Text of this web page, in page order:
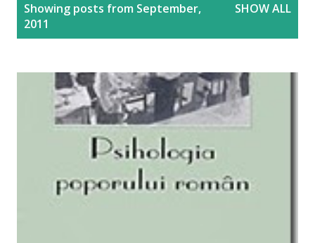
Showing posts from September,
2011
SHOW ALL